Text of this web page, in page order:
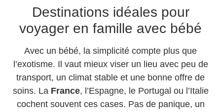
Destinations idéales pour
voyager en famille avec bébé
Avec un bébé, la simplicité compte plus que
l’exotisme. Il vaut mieux viser un lieu avec peu de
transport, un climat stable et une bonne offre de
soins. La France, l’Espagne, le Portugal ou l’Italie
cochent souvent ces cases. Pas de panique, un